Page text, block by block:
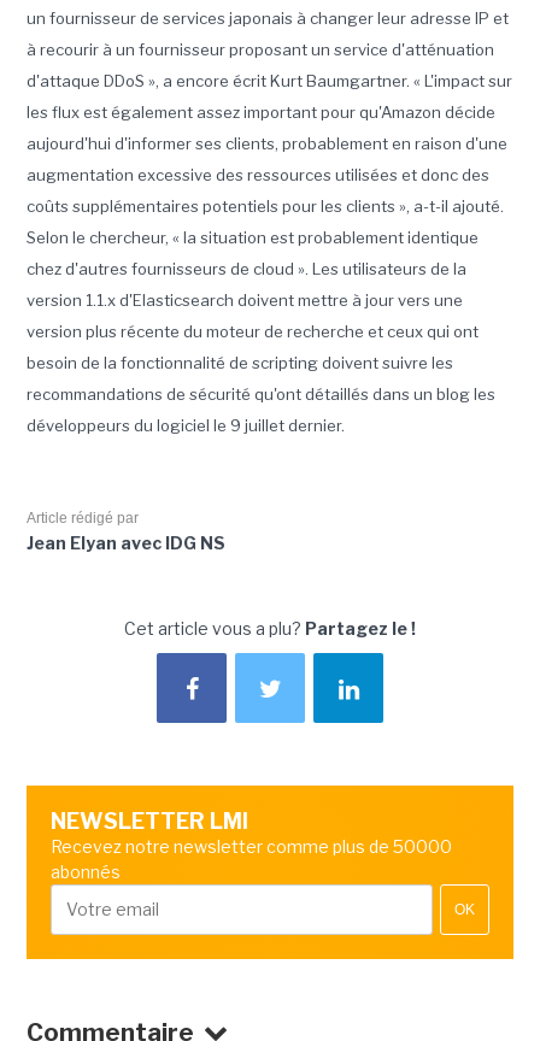
un fournisseur de services japonais à changer leur adresse IP et
à recourir à un fournisseur proposant un service d'atténuation
d'attaque DDoS », a encore écrit Kurt Baumgartner. « L'impact sur
les flux est également assez important pour qu'Amazon décide
aujourd'hui d'informer ses clients, probablement en raison d'une
augmentation excessive des ressources utilisées et donc des
coûts supplémentaires potentiels pour les clients », a-t-il ajouté.
Selon le chercheur, « la situation est probablement identique
chez d'autres fournisseurs de cloud ». Les utilisateurs de la
version 1.1.x d'Elasticsearch doivent mettre à jour vers une
version plus récente du moteur de recherche et ceux qui ont
besoin de la fonctionnalité de scripting doivent suivre les
recommandations de sécurité qu'ont détaillés dans un blog les
développeurs du logiciel le 9 juillet dernier.
Article rédigé par
Jean Elyan avec IDG NS
Cet article vous a plu? Partagez le !
NEWSLETTER LMI
Recevez notre newsletter comme plus de 50000
abonnés
OK
Commentaire